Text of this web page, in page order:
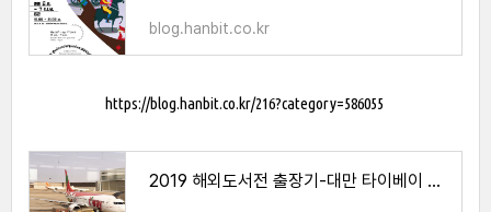
blog.hanbit.co.kr
https://blog.hanbit.co.kr/216?category=586055
2019 해외도서전 출장기-대만 타이베이 국제 도서전을 다녀오다